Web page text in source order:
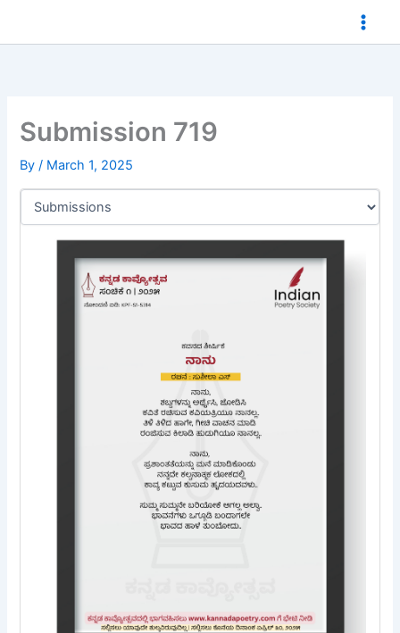
Submission 719
By/ March 1, 2025